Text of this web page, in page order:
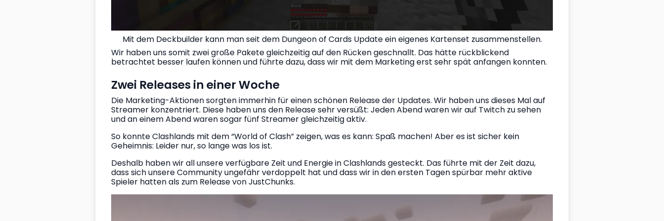
Mit dem Deckbuilder kann man seit dem Dungeon of Cards Update ein eigenes Kartenset zusammenstellen.
Wir haben uns somit zwei große Pakete gleichzeitig auf den Rücken geschnallt. Das hätte rückblickend
betrachtet besser laufen können und führte dazu, dass wir mit dem Marketing erst sehr spät anfangen konnten.
Zwei Releases in einer Woche
Die Marketing-Aktionen sorgten immerhin für einen schönen Release der Updates. Wir haben uns dieses Mal auf
Streamer konzentriert. Diese haben uns den Release sehr versüßt: Jeden Abend waren wir auf Twitch zu sehen
und an einem Abend waren sogar fünf Streamer gleichzeitig aktiv.
So konnte Clashlands mit dem “World of Clash” zeigen, was es kann: Spaß machen! Aber es ist sicher kein
Geheimnis: Leider nur, so lange was los ist.
Deshalb haben wir all unsere verfügbare Zeit und Energie in Clashlands gesteckt. Das führte mit der Zeit dazu,
dass sich unsere Community ungefähr verdoppelt hat und dass wir in den ersten Tagen spürbar mehr aktive
Spieler hatten als zum Release von JustChunks.